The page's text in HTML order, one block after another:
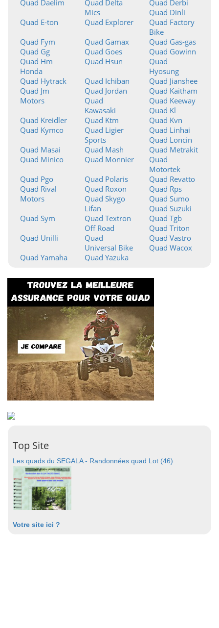
Quad Daelim
Quad Delta
Mics
Quad Derbi
Quad Dinli
Quad E-ton
Quad Explorer
Quad Factory
Bike
Quad Fym
Quad Gamax
Quad Gas-gas
Quad Gg
Quad Goes
Quad Gowinn
Quad Hm
Honda
Quad Hsun
Quad
Hyosung
Quad Hytrack
Quad Ichiban
Quad Jianshee
Quad Jm
Motors
Quad Jordan
Quad Kaitham
Quad
Kawasaki
Quad Keeway
Quad Kl
Quad Kreidler
Quad Ktm
Quad Kvn
Quad Kymco
Quad Ligier
Sports
Quad Linhai
Quad Loncin
Quad Masai
Quad Mash
Quad Metrakit
Quad Minico
Quad Monnier
Quad
Motortek
Quad Pgo
Quad Polaris
Quad Revatto
Quad Rival
Motors
Quad Roxon
Quad Rps
Quad Skygo
Lifan
Quad Sumo
Quad Suzuki
Quad Sym
Quad Textron
Off Road
Quad Tgb
Quad Triton
Quad Unilli
Quad
Universal Bike
Quad Vastro
Quad Wacox
Quad Yamaha
Quad Yazuka
Top Site
Les quads du SEGALA - Randonnées quad Lot (46)
Votre site ici ?